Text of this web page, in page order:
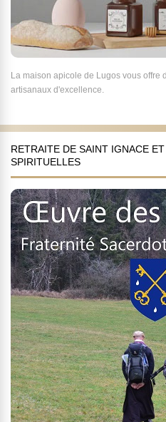
La maison apicole de Lugos vous offre
artisanaux d'excellence.
RETRAITE DE SAINT IGNACE
SPIRITUELLES